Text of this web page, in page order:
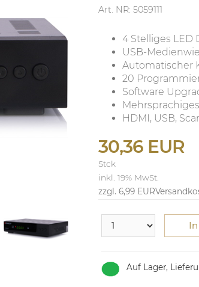
Art. NR: 5059111
4 Stelliges LED
USB-
Automatischer
20
Software
HDMI, USB,
30,36 EUR
Stck
inkl. 19% MwSt.
zzgl. 6,99 EUR
Auf Lager,